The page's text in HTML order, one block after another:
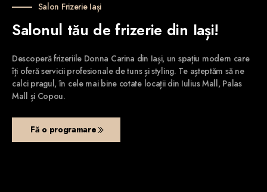
Salon Frizerie Iași
Salonul tău de frizerie din Iași!
Descoperă frizeriile Donna Carina din Iași, un spațiu modern care
îți oferă servicii profesionale de tuns și styling. Te așteptăm să ne
calci pragul, în cele mai bine cotate locații din Iulius Mall, Palas
Mall și Copou.
Fă o programare